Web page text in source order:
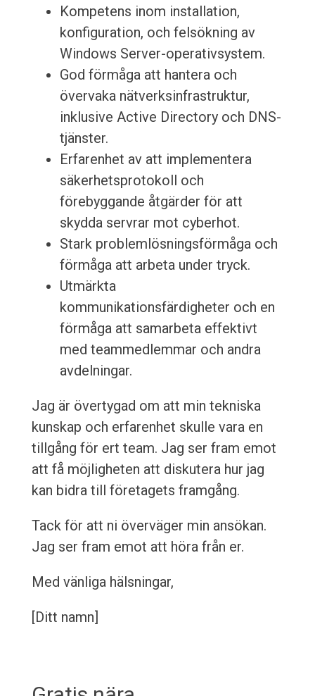
Kompetens inom installation,
konfiguration, och felsökning av
Windows Server-operativsystem.
God förmåga att hantera och
övervaka nätverksinfrastruktur,
inklusive Active Directory och DNS-
tjänster.
Erfarenhet av att implementera
säkerhetsprotokoll och
förebyggande åtgärder för att
skydda servrar mot cyberhot.
Stark problemlösningsförmåga och
förmåga att arbeta under tryck.
Utmärkta
kommunikationsfärdigheter och en
förmåga att samarbeta effektivt
med teammedlemmar och andra
avdelningar.
Jag är övertygad om att min tekniska
kunskap och erfarenhet skulle vara en
tillgång för ert team. Jag ser fram emot
att få möjligheten att diskutera hur jag
kan bidra till företagets framgång.
Tack för att ni överväger min ansökan.
Jag ser fram emot att höra från er.
Med vänliga hälsningar,
[Ditt namn]